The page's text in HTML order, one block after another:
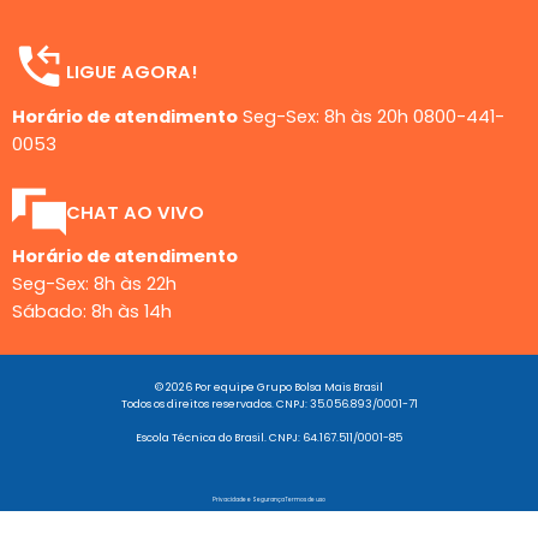
LIGUE AGORA!
Horário de atendimentoSeg-Sex: 8h às 20h 0800-441-
0053
CHAT AO VIVO
Horário de atendimento
Seg-Sex: 8h às 22h
Sábado: 8h às 14h
© 2026 Por equipe Grupo Bolsa Mais Brasil
Todos os direitos reservados. CNPJ: 35.056.893/0001-71
Escola Técnica do Brasil. CNPJ: 64.167.511/0001-85
Privacidade e SegurançaTermos de uso